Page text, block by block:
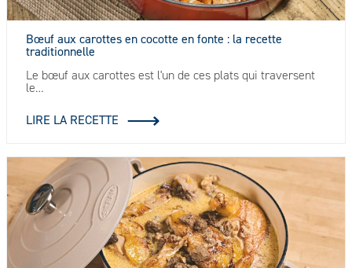
Bœuf aux carottes en cocotte en fonte : la recette
traditionnelle
Le bœuf aux carottes est l'un de ces plats qui traversent
le…
LIRE LA RECETTE